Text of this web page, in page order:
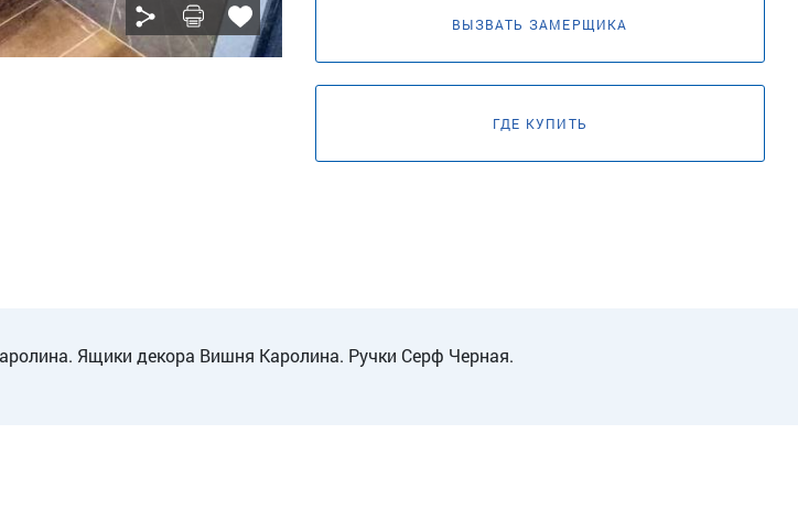
ВЫЗВАТЬ ЗАМЕРЩИКА
ГДЕ КУПИТЬ
Ящики декора Вишня Каролина. Ручки Серф Черная.